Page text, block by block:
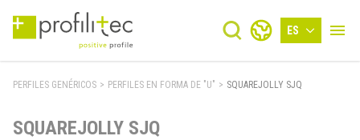
ES
PERFILES GENÉRICOS > PERFILES EN FORMA DE "U" > SQUAREJOLLY SJQ
SQUAREJOLLY SJQ